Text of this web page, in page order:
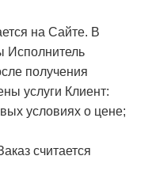
на Сайте. В
Исполнитель
получения
услуги Клиент:
условиях о цене;
считается